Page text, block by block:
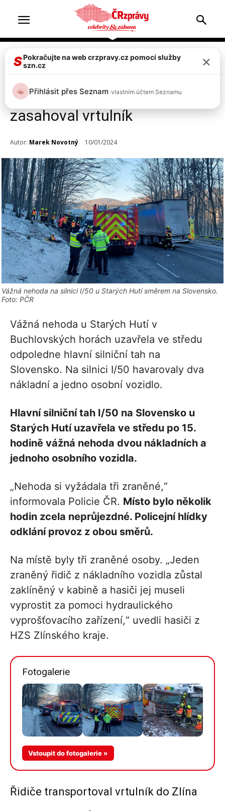
Doprava & nehody Top 2
Vážná nehoda dvou kamionů
u Starých Hutí, tři zranění,
zasahoval vrtulník
Autor: Marek Novotný 10/01/2024
Vážná nehoda na silnici I/50 u Starých Hutí směrem na Slovensko.
Foto: PČR
Vážná nehoda u Starých Hutí v
Buchlovských horách uzavřela ve středu
odpoledne hlavní silniční tah na
Slovensko. Na silnici I/50 havarovaly dva
nákladní a jedno osobní vozidlo.
Hlavní silniční tah I/50 na Slovensko u
Starých Hutí uzavřela ve středu po 15.
hodině vážná nehoda dvou nákladních a
jednoho osobního vozidla.
„Nehoda si vyžádala tři zraněné,“
informovala Policie ČR. Místo bylo několik
hodin zcela neprůjezdné. Policejní hlídky
odklání provoz z obou směrů.
Na místě byly tři zraněné osoby. „Jeden
zraněný řidič z nákladního vozidla zůstal
zaklíněný v kabině a hasiči jej museli
vyprostit za pomoci hydraulického
vyprošťovacího zařízení,“ uvedli hasiči z
HZS Zlínského kraje.
Fotogalerie
Vstoupit do fotogalerie »
Řidiče transportoval vrtulník do Zlína
SPokračujte na web crzpravy.cz pomocí služby
szn.cz
×
Přihlásit přes Seznam vlastním účtem Seznamu